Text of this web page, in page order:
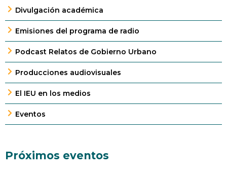
Divulgación académica
Emisiones del programa de radio
Podcast Relatos de Gobierno Urbano
Producciones audiovisuales
El IEU en los medios
Eventos
Próximos eventos